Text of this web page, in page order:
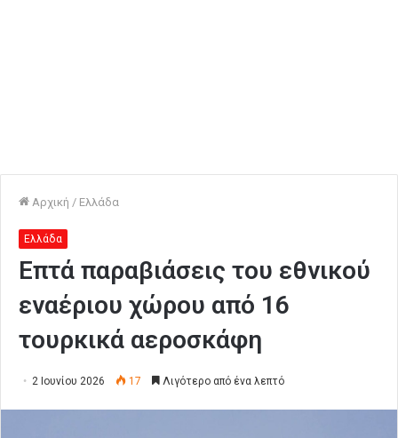
Αρχική / Ελλάδα
Ελλάδα
Επτά παραβιάσεις του εθνικού
εναέριου χώρου από 16
τουρκικά αεροσκάφη
2 Ιουνίου 2026 17 Λιγότερο από ένα λεπτό